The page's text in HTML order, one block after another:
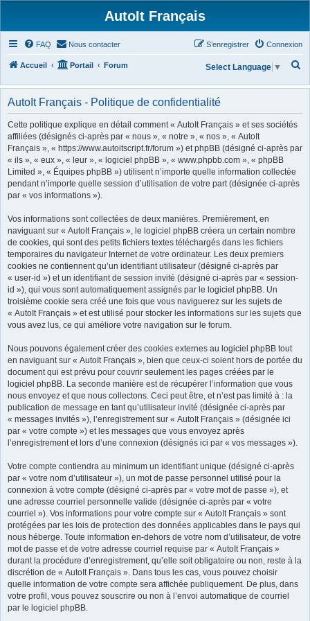
AutoIt Français
FAQ Nous contacter Connexion
S’enregistrer
Accueil Portail Forum
h
r
Select Language ▼
AutoIt Français - Politique de confidentialité
Cette politique explique en détail comment « AutoIt Français » et ses sociétés
affiliées (désignés ci-après par « nous », « notre », « nos », « AutoIt
Français », « https://www.autoitscript.fr/forum ») et phpBB (désigné ci-après par
« ils », « eux », « leur », « logiciel phpBB », « www.phpbb.com », « phpBB
Limited », « Équipes phpBB ») utilisent n’importe quelle information collectée
pendant n’importe quelle session d’utilisation de votre part (désignée ci-après
par « vos informations »).
Vos informations sont collectées de deux manières. Premièrement, en
naviguant sur « AutoIt Français », le logiciel phpBB créera un certain nombre
de cookies, qui sont des petits fichiers textes téléchargés dans les fichiers
temporaires du navigateur Internet de votre ordinateur. Les deux premiers
cookies ne contiennent qu’un identifiant utilisateur (désigné ci-après par
« user-id ») et un identifiant de session invité (désigné ci-après par « session-
id »), qui vous sont automatiquement assignés par le logiciel phpBB. Un
troisième cookie sera créé une fois que vous naviguerez sur les sujets de
« AutoIt Français » et est utilisé pour stocker les informations sur les sujets que
vous avez lus, ce qui améliore votre navigation sur le forum.
Nous pouvons également créer des cookies externes au logiciel phpBB tout
en naviguant sur « AutoIt Français », bien que ceux-ci soient hors de portée du
document qui est prévu pour couvrir seulement les pages créées par le
logiciel phpBB. La seconde manière est de récupérer l’information que vous
nous envoyez et que nous collectons. Ceci peut être, et n’est pas limité à : la
publication de message en tant qu’utilisateur invité (désignée ci-après par
« messages invités »), l’enregistrement sur « AutoIt Français » (désignée ici
par « votre compte ») et les messages que vous envoyez après
l’enregistrement et lors d’une connexion (désignés ici par « vos messages »).
Votre compte contiendra au minimum un identifiant unique (désigné ci-après
par « votre nom d’utilisateur »), un mot de passe personnel utilisé pour la
connexion à votre compte (désigné ci-après par « votre mot de passe »), et
une adresse courriel personnelle valide (désignée ci-après par « votre
courriel »). Vos informations pour votre compte sur « AutoIt Français » sont
protégées par les lois de protection des données applicables dans le pays qui
nous héberge. Toute information en-dehors de votre nom d’utilisateur, de votre
mot de passe et de votre adresse courriel requise par « AutoIt Français »
durant la procédure d’enregistrement, qu’elle soit obligatoire ou non, reste à la
discrétion de « AutoIt Français ». Dans tous les cas, vous pouvez choisir
quelle information de votre compte sera affichée publiquement. De plus, dans
votre profil, vous pouvez souscrire ou non à l’envoi automatique de courriel
par le logiciel phpBB.